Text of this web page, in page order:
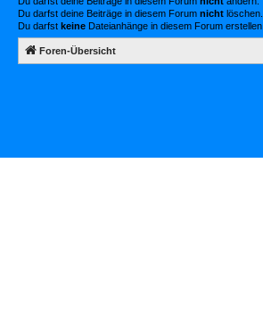
Du darfst deine Beiträge in diesem Forum nicht löschen.
Du darfst keine Dateianhänge in diesem Forum erstellen.
Foren-Übersicht